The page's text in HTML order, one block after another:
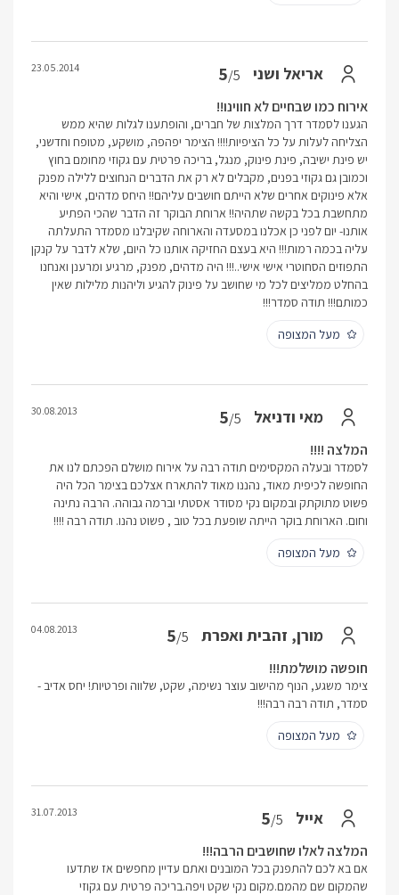
אריאל ושני 5/5
23.05.2014
אירוח כמו שבחיים לא חווינו!!
הגענו לסמדר דרך המלצות של חברים, והופתענו לגלות שהיא ממש
הצליחה לעלות על כל הציפיות!!!! הצימר יפהפה, מושקע, מטופח וחדשני,
יש פינת ישיבה, פינת פינוק, מנגל, בריכה פרטית עם גקוזי מחומם בחוץ
וכמובן גם גקוזי בפנים, מקבלים לא רק את הדברים הנחוצים ללילה מפנק
אלא פינוקים אחרים שלא הייתם חושבים עליהם!! היחס מדהים, אישי והיא
מתחשבת בכל בקשה שתהיה!! ארוחת הבוקר זה הדבר שהכי הפתיע
אותנו- יום לפני כן אכלנו במסעדה והארוחה שקיבלנו מסמדר התעלתה
עליה בכמה רמות!!! היא בעצם החזיקה אותנו כל היום, שלא לדבר על קנקן
התפוזים הסחוטרי אישי אישי..!!! היה מדהים, מפנק, מרגיע ומרענן ואנחנו
בהחלט ממליצים לכל מי שחושב על פינוק להגיע וליהנות מלילות שאין
כמותם!!! תודה סמדר!!!
מעל המצופה
מאי ודניאל 5/5
30.08.2013
המלצה !!!!
לסמדר ובעלה המקסימים תודה רבה על אירוח מושלם הפכתם לנו את
החופשה לכיפית מאוד, נהננו מאוד להתארח אצלכם בצימר הכל היה
פשוט מתוקתק ובמקום נקי מסודר אסטתי וברמה גבוהה. הרבה נתינה
וחום. הארוחת בוקר הייתה שופעת בכל טוב , פשוט נהנו. תודה רבה !!!!
מעל המצופה
מורן, זהבית ואפרת 5/5
04.08.2013
חופשה מושלמת!!!
צימר משגע, הנוף מהישוב עוצר נשימה, שקט, שלווה ופרטיות! יחס אדיב -
סמדר, תודה רבה רבה!!!
מעל המצופה
אייל 5/5
31.07.2013
המלצה לאלו שחושבים הרבה!!!
אם בא לכם להתפנק בכל המובנים ואתם עדיין מחפשים אז שתדעו
שהמקום שם מהמם.מקום נקי שקט ויפה.בריכה פרטית עם גקוזי